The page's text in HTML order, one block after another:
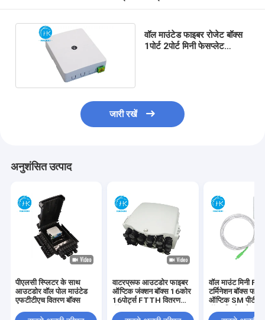
वॉल माउंटेड फाइबर रोजेट बॉक्स
1पोर्ट 2पोर्ट मिनी फेसप्लेट
जारी रखें
अनुशंसित उत्पाद
पीएलसी स्प्लिटर के साथ
आउटडोर वॉल पोल माउंटेड
एफटीटीएच वितरण बॉक्स
वाटरप्रूफ आउटडोर फाइबर
ऑप्टिक जंक्शन बॉक्स 16कोर
16पोर्ट्स FTTH वितरण
वॉल माउंट मिनी
टर्मिनेशन बॉक्स
ऑप्टिक SM पीटीओ